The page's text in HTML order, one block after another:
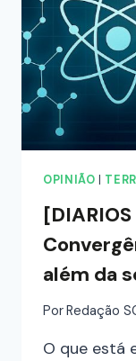
OPINIÃO
além da
Por Redação
O que está